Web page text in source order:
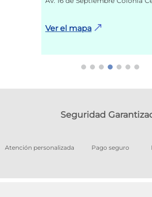
Ver el mapa
Seguridad
Atención personalizada Pago seguro